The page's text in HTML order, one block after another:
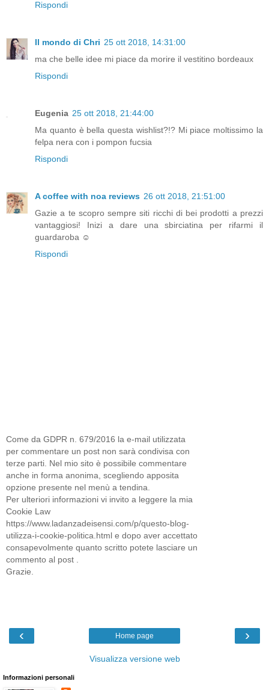
Rispondi
Il mondo di Chri 25 ott 2018, 14:31:00
ma che belle idee mi piace da morire il vestitino bordeaux
Rispondi
Eugenia 25 ott 2018, 21:44:00
Ma quanto è bella questa wishlist?!? Mi piace moltissimo la
felpa nera con i pompon fucsia
Rispondi
A coffee with noa reviews 26 ott 2018, 21:51:00
Gazie a te scopro sempre siti ricchi di bei prodotti a prezzi
vantaggiosi! Inizi a dare una sbirciatina per rifarmi il
guardaroba ☺️
Rispondi
Come da GDPR n. 679/2016 la e-mail utilizzata
per commentare un post non sarà condivisa con
terze parti. Nel mio sito è possibile commentare
anche in forma anonima, scegliendo apposita
opzione presente nel menù a tendina.
Per ulteriori informazioni vi invito a leggere la mia
Cookie Law
https://www.ladanzadeisensi.com/p/questo-blog-
utilizza-i-cookie-politica.html e dopo aver accettato
consapevolmente quanto scritto potete lasciare un
commento al post .
Grazie.
‹ ›
Home page
Visualizza versione web
Informazioni personali